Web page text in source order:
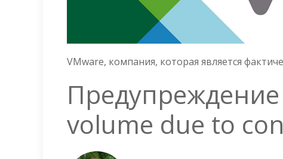
VMware, компания, которая является
volume due to